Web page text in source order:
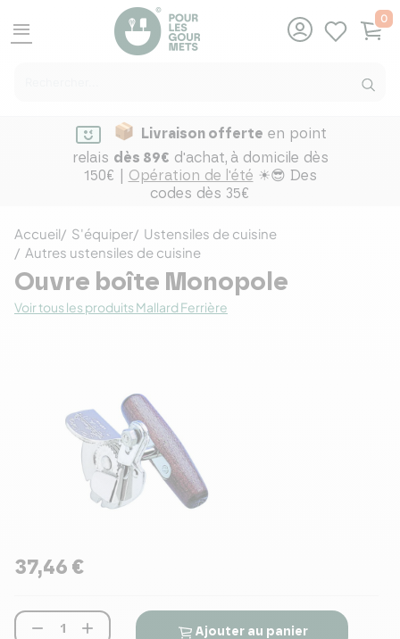
menu
0
Livraison offerte en point
relais dès 89€ d'achat, à domicile dès
150€ | Opération de l'été ☀😎 Des
codes dès 35€
Accueil S'équiper
Ustensiles de cuisine
Autres ustensiles de cuisine
Ouvre boîte Monopole
Voir tous les produits Mallard Ferrière
37,46 €
  Ajouter au panier